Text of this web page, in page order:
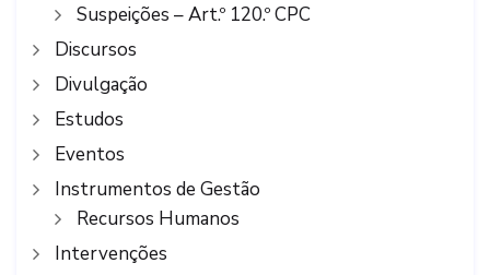
Suspeições – Art.º 120.º CPC
Discursos
Divulgação
Estudos
Eventos
Instrumentos de Gestão
Recursos Humanos
Intervenções